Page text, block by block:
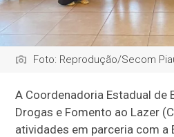
Foto: Reprodução/Secom
A Coordenadoria Estadual de
Drogas e Fomento ao Lazer
atividades em parceria com a